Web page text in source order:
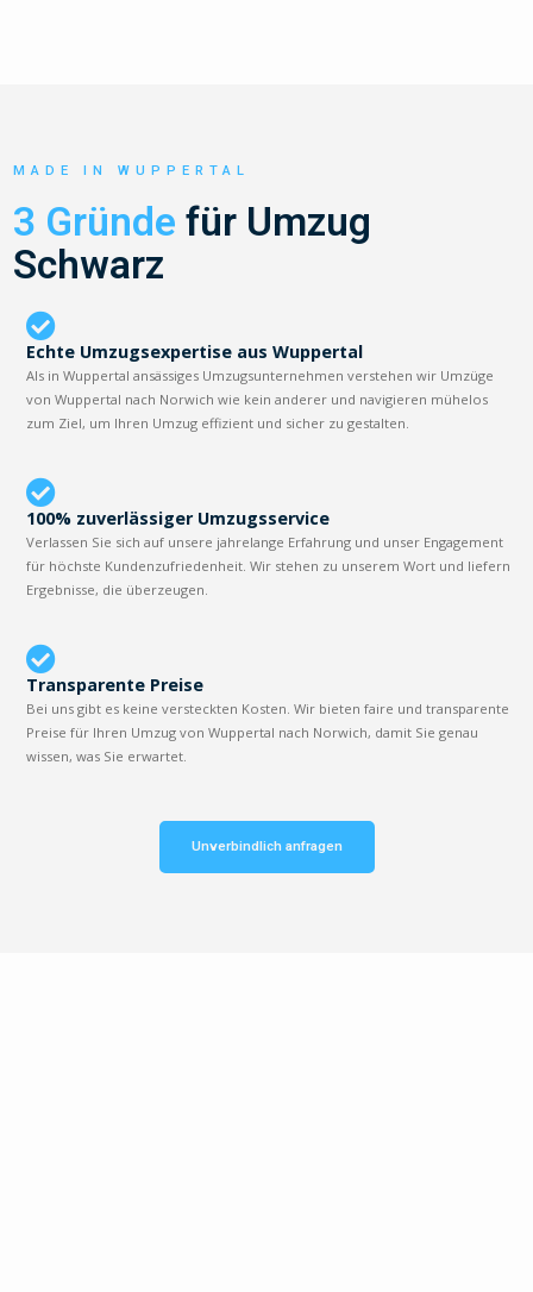
MADE IN WUPPERTAL
3 Gründe für Umzug
Schwarz
Echte Umzugsexpertise aus Wuppertal
Als in Wuppertal ansässiges Umzugsunternehmen verstehen wir Umzüge
von Wuppertal nach Norwich wie kein anderer und navigieren mühelos
zum Ziel, um Ihren Umzug effizient und sicher zu gestalten.
100% zuverlässiger Umzugsservice
Verlassen Sie sich auf unsere jahrelange Erfahrung und unser Engagement
für höchste Kundenzufriedenheit. Wir stehen zu unserem Wort und liefern
Ergebnisse, die überzeugen.
Transparente Preise
Bei uns gibt es keine versteckten Kosten. Wir bieten faire und transparente
Preise für Ihren Umzug von Wuppertal nach Norwich, damit Sie genau
wissen, was Sie erwartet.
Unverbindlich anfragen